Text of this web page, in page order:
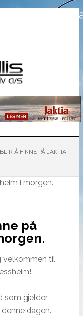
Å FINNE PÅ JAKTIA
på
velkommen til
som gjelder
dagen.